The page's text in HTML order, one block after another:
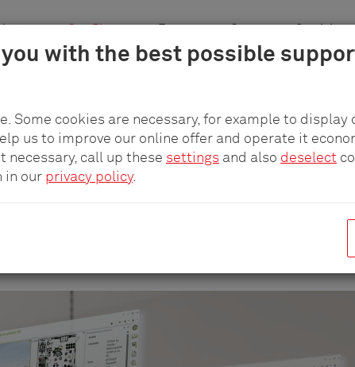
with the best possible
Some cookies are necessary, for example to display
us to improve our online offer and operate it
necessary, call up these settings and also deselect
in our privacy policy.
pCon.Planner Empresa Carrera Servicio
Ubique o instale nuestros productos